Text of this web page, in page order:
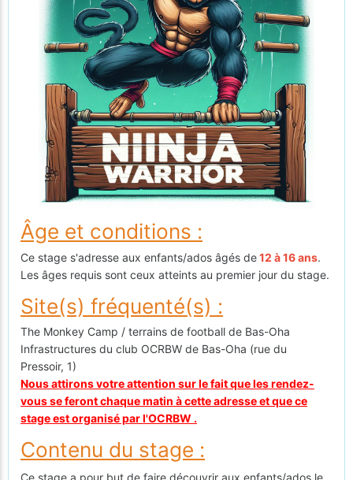
Âge et conditions :
Ce stage s'adresse aux enfants/ados âgés de12 à 16 ans.
Les âges requis sont ceux atteints au premier jour du stage.
Site(s) fréquenté(s) :
The Monkey Camp / terrains de football de Bas-Oha
Infrastructures du club OCRBW de Bas-Oha (rue du
Pressoir, 1)
Nous attirons votre attention sur le fait que les rendez-
vous se feront chaque matin à cette adresse et que ce
stage est organisé par l'OCRBW .
Contenu du stage :
Ce stage a pour but de faire découvrir aux enfants/ados le